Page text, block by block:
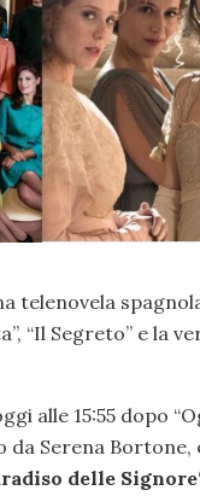
telenovela
“Il Segreto” e la
alle 15:55 dopo
da Serena Bortone,
delle Signore